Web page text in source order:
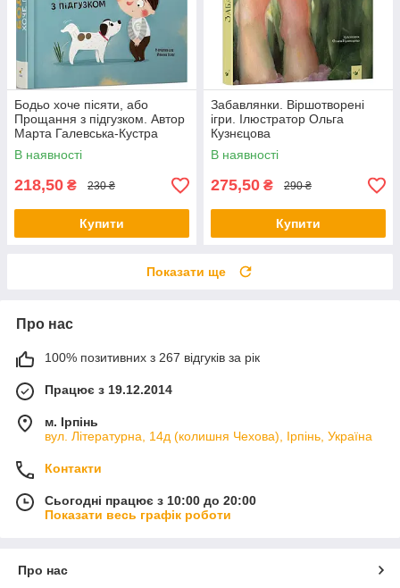
Бодьо хоче пісяти, або
Прощання з підгузком. Автор
Марта Галевська-Кустра
В наявності
218,50 ₴ 230 ₴
Купити
Забавлянки. Віршотворені
ігри. Ілюстратор Ольга
Кузнєцова
В наявності
275,50 ₴ 290 ₴
Купити
Показати ще
Про нас
100% позитивних з 267 відгуків за рік
Працює з 19.12.2014
м. Ірпінь
вул. Літературна, 14д (колишня Чехова), Ірпінь, Україна
Контакти
Сьогодні працює з 10:00 до 20:00
Показати весь графік роботи
Про нас